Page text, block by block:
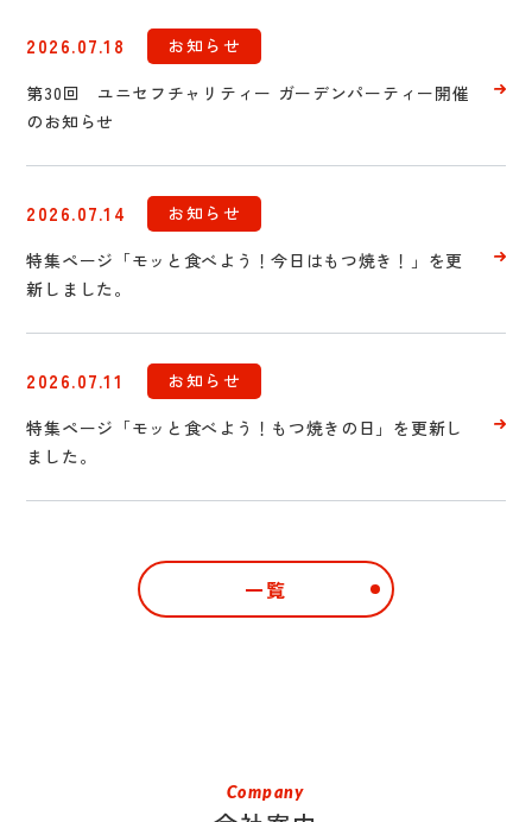
2026.07.18
お知らせ
第30回 ユニセフチャリティー ガーデンパーティー開催
のお知らせ
2026.07.14
お知らせ
特集ページ「モッと食べよう！今日はもつ焼き！」を更
新しました。
2026.07.11
お知らせ
特集ページ「モッと食べよう！もつ焼きの日」を更新し
ました。
一覧
Company